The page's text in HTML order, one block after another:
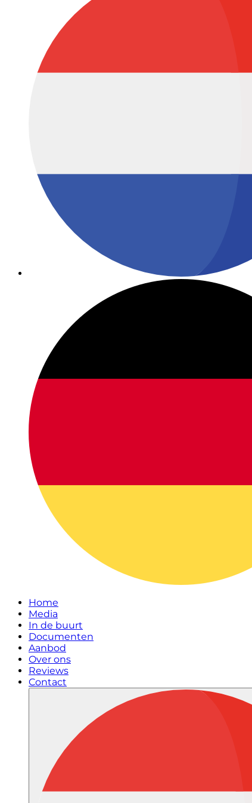
Home
Media
In de buurt
Documenten
Aanbod
Over ons
Reviews
Contact